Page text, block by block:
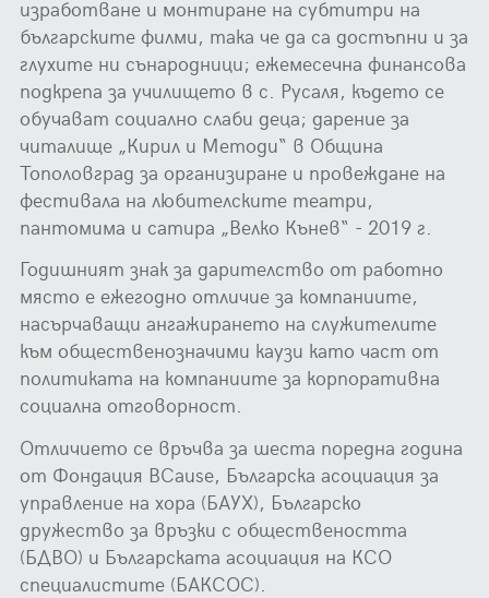
изработване и монтиране на субтитри на
българските филми, така че да са достъпни и за
глухите ни сънародници; ежемесечна финансова
подкрепа за училището в с. Русаля, където се
обучават социално слаби деца; дарение за
читалище „Кирил и Методи“ в Община
Тополовград за организиране и провеждане на
фестивала на любителските театри,
пантомима и сатира „Велко Кънев“ - 2019 г.
Годишният знак за дарителство от работно
място е ежегодно отличие за компаниите,
насърчаващи ангажирането на служителите
към общественозначими каузи като част от
политиката на компаниите за корпоративна
социална отговорност.
Отличието се връчва за шеста поредна година
от Фондация BCause, Българска асоциация за
управление на хора (БАУХ), Българско
дружество за връзки с обществеността
(БДВО) и Българската асоциация на КСО
специалистите (БАКСОС).